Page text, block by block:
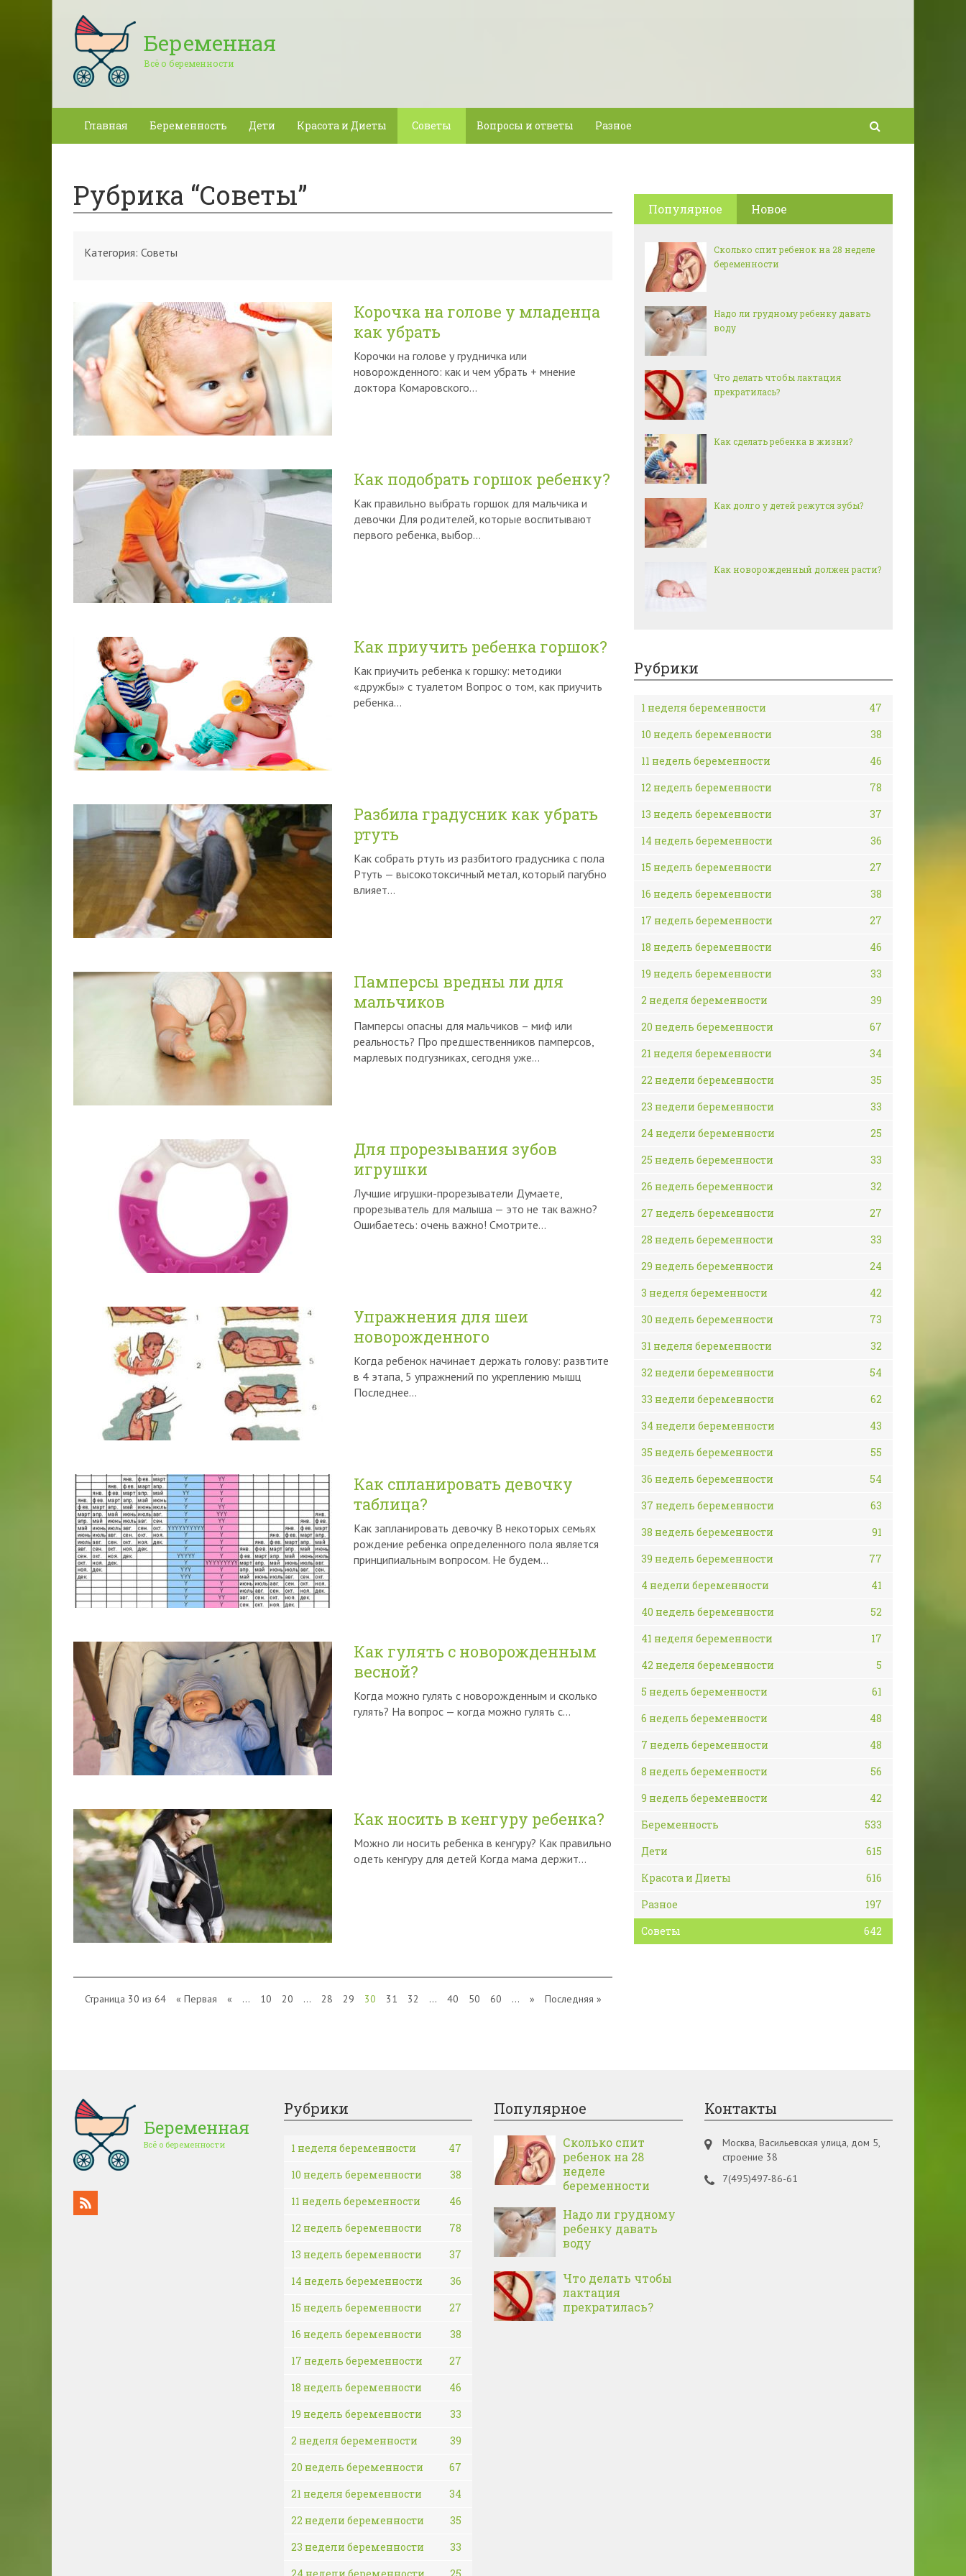
Беременная
Всё о беременности
Главная Беременность Дети Красота и Диеты Советы Вопросы и ответы Разное
Рубрика “Советы”
Категория: Советы
Корочка на голове у младенца
как убрать
Корочки на голове у грудничка или
новорожденного: как и чем убрать + мнение
доктора Комаровского…
Как подобрать горшок ребенку?
Как правильно выбрать горшок для мальчика и
девочки Для родителей, которые воспитывают
первого ребенка, выбор…
Как приучить ребенка горшок?
Как приучить ребенка к горшку: методики
«дружбы» с туалетом Вопрос о том, как приучить
ребенка…
Разбила градусник как убрать
ртуть
Как собрать ртуть из разбитого градусника с пола
Ртуть — высокотоксичный метал, который пагубно
влияет…
Памперсы вредны ли для
мальчиков
Памперсы опасны для мальчиков – миф или
реальность? Про предшественников памперсов,
марлевых подгузниках, сегодня уже…
Для прорезывания зубов
игрушки
Лучшие игрушки-прорезыватели Думаете,
прорезыватель для малыша — это не так важно?
Ошибаетесь: очень важно! Смотрите…
Упражнения для шеи
новорожденного
Когда ребенок начинает держать голову: развтите
в 4 этапа, 5 упражнений по укреплению мышц
Последнее…
Как спланировать девочку
таблица?
Как запланировать девочку В некоторых семьях
рождение ребенка определенного пола является
принципиальным вопросом. Не будем…
Как гулять с новорожденным
весной?
Когда можно гулять с новорожденным и сколько
гулять? На вопрос — когда можно гулять с…
Как носить в кенгуру ребенка?
Можно ли носить ребенка в кенгуру? Как правильно
одеть кенгуру для детей Когда мама держит…
Страница 30 из 64 « Первая « ... 10 20 ... 28 29 30 31 32 ... 40 50 60 ... » Последняя »
Популярное Новое
Сколько спит ребенок на 28 неделе
беременности
Надо ли грудному ребенку давать
воду
Что делать чтобы лактация
прекратилась?
Как сделать ребенка в жизни?
Как долго у детей режутся зубы?
Как новорожденный должен расти?
Рубрики
1 неделя беременности
47
10 недель беременности
38
11 недель беременности
46
12 недель беременности
78
13 недель беременности
37
14 недель беременности
36
15 недель беременности
27
16 недель беременности
38
17 недель беременности
27
18 недель беременности
46
19 недель беременности
33
2 неделя беременности
39
20 недель беременности
67
21 неделя беременности
34
22 недели беременности
35
23 недели беременности
33
24 недели беременности
25
25 недель беременности
33
26 недель беременности
32
27 недель беременности
27
28 недель беременности
33
29 недель беременности
24
3 неделя беременности
42
30 недель беременности
73
31 неделя беременности
32
32 недели беременности
54
33 недели беременности
62
34 недели беременности
43
35 недель беременности
55
36 недель беременности
54
37 недель беременности
63
38 недель беременности
91
39 недель беременности
77
4 недели беременности
41
40 недель беременности
52
41 неделя беременности
17
42 неделя беременности
5
5 недель беременности
61
6 недель беременности
48
7 недель беременности
48
8 недель беременности
56
9 недель беременности
42
Беременность
533
Дети
615
Красота и Диеты
616
Разное
197
Советы
642
Беременная
Всё о беременности
Рубрики
1 неделя беременности
47
10 недель беременности
38
11 недель беременности
46
12 недель беременности
78
13 недель беременности
37
14 недель беременности
36
15 недель беременности
27
16 недель беременности
38
17 недель беременности
27
18 недель беременности
46
19 недель беременности
33
2 неделя беременности
39
20 недель беременности
67
21 неделя беременности
34
22 недели беременности
35
23 недели беременности
33
Популярное
Сколько спит
ребенок на 28
неделе
беременности
Надо ли грудному
ребенку давать
воду
Что делать чтобы
лактация
прекратилась?
Контакты
Москва, Васильевская улица, дом 5,
строение 38
7(495)497-86-61